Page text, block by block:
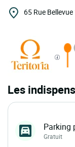
65 Rue Bellevue
Les
Parking
Gratuit